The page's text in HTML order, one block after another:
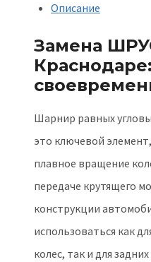
Описание
Замена
Шарнир равных
это ключевой
плавное вращение
передаче крутящего
конструкции
использоваться как
колес, так и для